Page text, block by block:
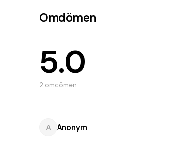
Omdömen
5.0
2 omdömen
A Anonym